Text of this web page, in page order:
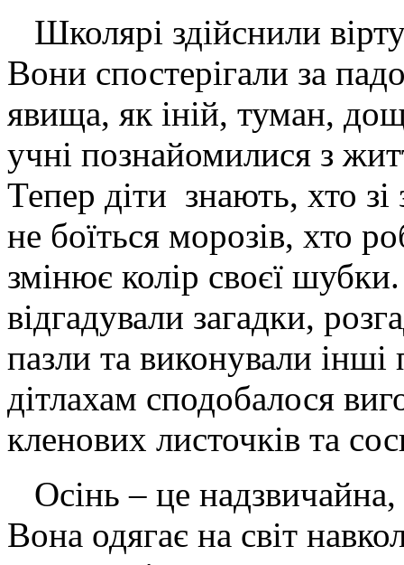
Школярі здійснили
Вони спостерігали за
явища, як іній, туман,
учні познайомилися з
Тепер діти знають, хто зі
не боїться морозів, хто
змінює колір своєї
відгадували загадки,
пазли та виконували інші
дітлахам сподобалося
кленових листочків та
Осінь – це надзвичайна,
Вона одягає на світ